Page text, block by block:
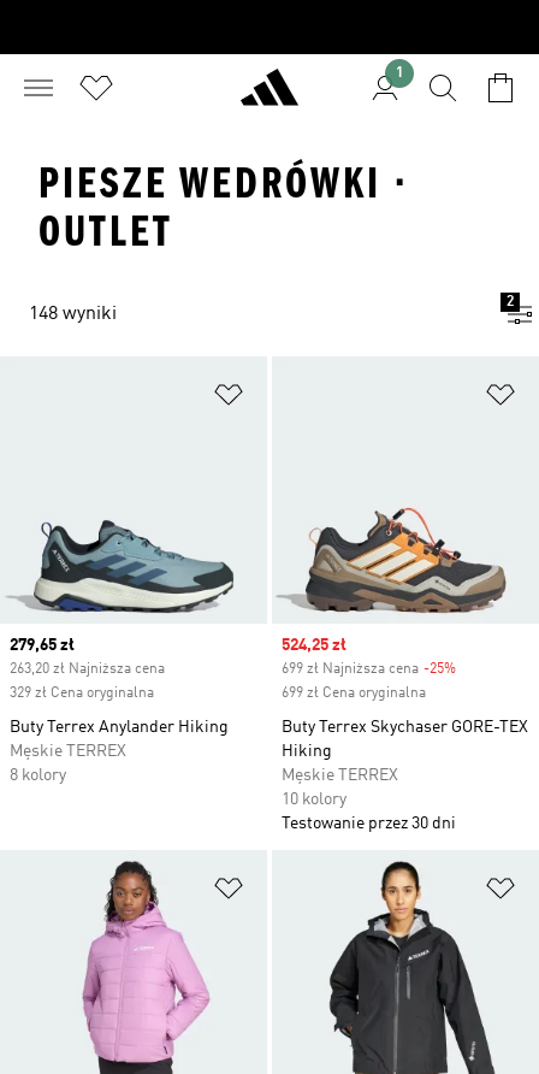
1
PIESZE WEDRÓWKI ·
OUTLET
148 wyniki
2
Current price
279,65 zł
263,20 zł Najniższa cena
329 zł Cena oryginalna
Buty Terrex Anylander Hiking
Męskie TERREX
8 kolory
Sale price
524,25 zł
699 zł Najniższa cena -25%
699 zł Cena oryginalna
Buty Terrex Skychaser GORE-TEX
Hiking
Męskie TERREX
10 kolory
Testowanie przez 30 dni
Dodaj do listy życzeń